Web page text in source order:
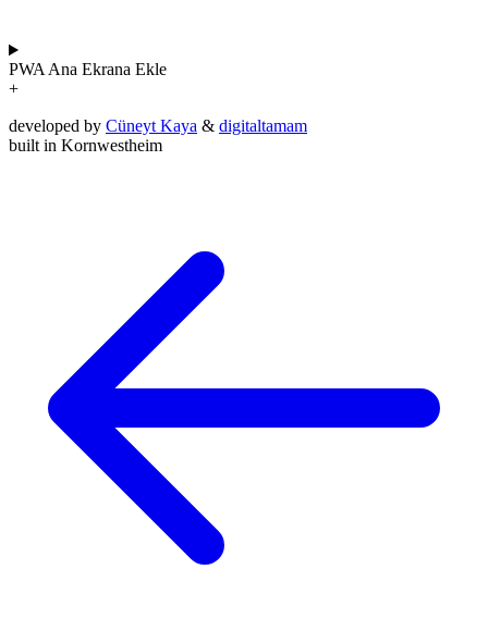
PWA Ana Ekrana Ekle
+
developed by Cüneyt Kaya & digitaltamam
built in Kornwestheim